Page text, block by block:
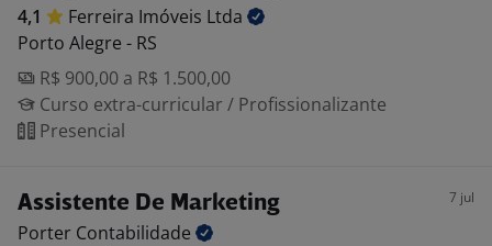
4,1 Ferreira Imóveis Ltda
Porto Alegre - RS
R$ 900,00 a R$ 1.500,00
Curso extra-curricular / Profissionalizante
Presencial
Assistente De Marketing 7 jul
Porter Contabilidade